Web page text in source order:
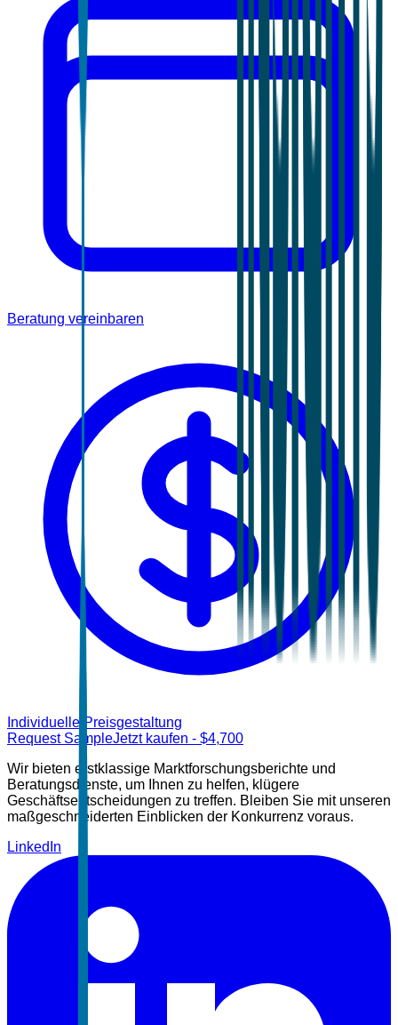
Beratung vereinbaren
Individuelle Preisgestaltung
Request SampleJetzt kaufen - $4,700
Wir bieten erstklassige Marktforschungsberichte und
Beratungsdienste, um Ihnen zu helfen, klügere
Geschäftsentscheidungen zu treffen. Bleiben Sie mit unseren
maßgeschneiderten Einblicken der Konkurrenz voraus.
LinkedIn